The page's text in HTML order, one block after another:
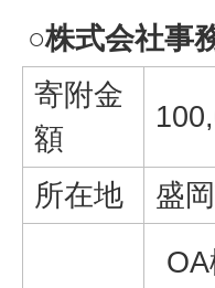
○株式会社事
寄附金
額
所在地 盛